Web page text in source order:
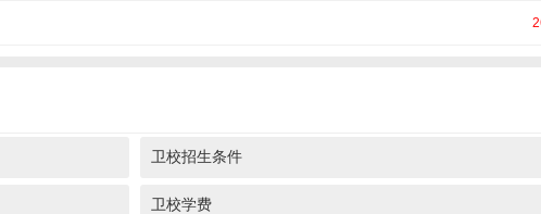
卫校招生条件
卫校学费